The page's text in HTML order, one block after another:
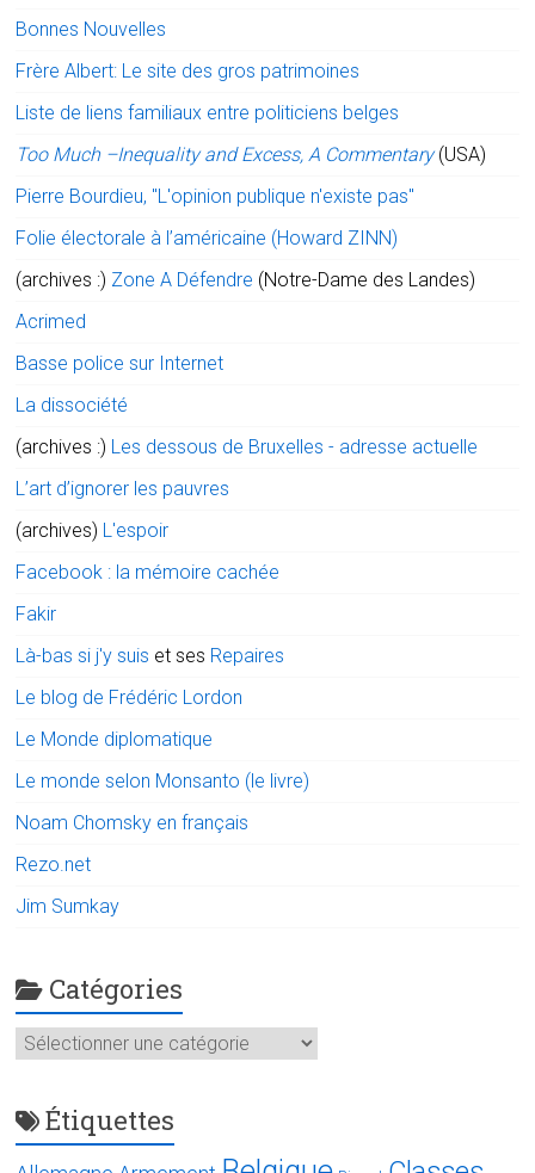
Bonnes Nouvelles
Frère Albert: Le site des gros patrimoines
Liste de liens familiaux entre politiciens belges
Too Much –Inequality and Excess, A Commentary (USA)
Pierre Bourdieu, "L'opinion publique n'existe pas"
Folie électorale à l’américaine (Howard ZINN)
(archives :) Zone A Défendre (Notre-Dame des Landes)
Acrimed
Basse police sur Internet
La dissociété
(archives :) Les dessous de Bruxelles - adresse actuelle
L’art d’ignorer les pauvres
(archives) L'espoir
Facebook : la mémoire cachée
Fakir
Là-bas si j'y suis et ses Repaires
Le blog de Frédéric Lordon
Le Monde diplomatique
Le monde selon Monsanto (le livre)
Noam Chomsky en français
Rezo.net
Jim Sumkay
Catégories
Catégories
Étiquettes